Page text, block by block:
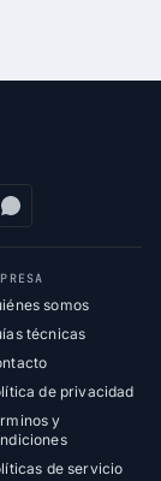
somos
técnicas
de privacidad
y
de servicio